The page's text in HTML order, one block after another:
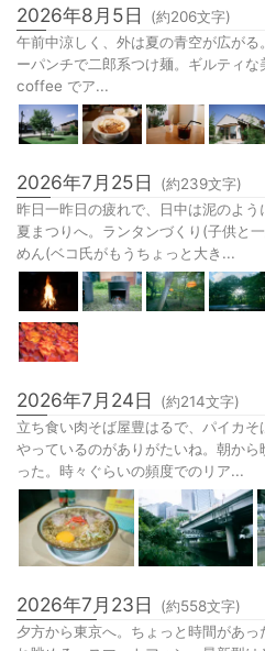
2026年8月5日 (約206文字)
午前中涼しく、外は夏の青空が広が
ーパンチで二郎系つけ麺。ギルティ
coffee でア...
2026年7月25日 (約239文字)
昨日一昨日の疲れで、日中は泥のよ
夏まつりへ。ランタンづくり(子供と
めん(ベコ氏がもうちょっと大き...
2026年7月24日 (約214文字)
立ち食い肉そば屋豊はるで、パイカ
やっているのがありがたいね。朝か
った。時々ぐらいの頻度でのリア...
2026年7月23日 (約558文字)
夕方から東京へ。ちょっと時間があ